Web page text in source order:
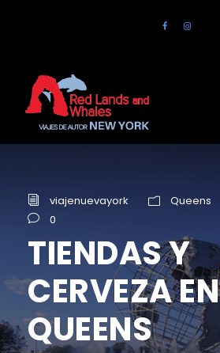
viajenuevayork Queens
0
TIENDAS Y
CERVEZA EN
QUEENS